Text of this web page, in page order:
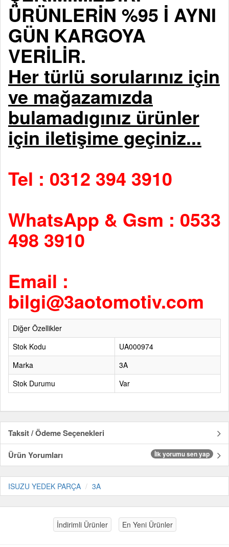
ÜRÜNLERİN %95 İ AYNI
GÜN KARGOYA
VERİLİR.
Her türlü sorularınız için
ve mağazamızda
bulamadıgınız ürünler
için iletişime geçiniz...
Tel : 0312 394 3910
WhatsApp & Gsm : 0533
498 3910
Email :
bilgi@3aotomotiv.com
Diğer Özellikler
Stok Kodu
UA000974
Marka
3A
Stok Durumu
Var
Taksit / Ödeme Seçenekleri
Ürün Yorumları
İlk yorumu sen yap
ISUZU YEDEK PARÇA 3A
İndirimli Ürünler En Yeni Ürünler